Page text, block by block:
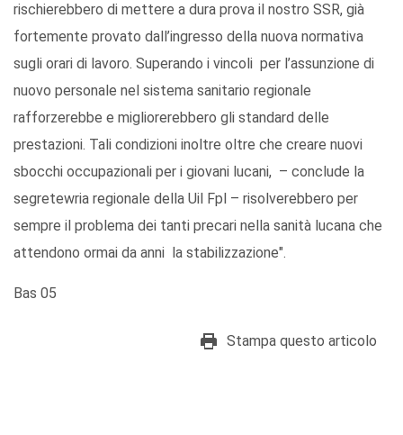
rischierebbero di mettere a dura prova il nostro SSR, già
fortemente provato dall’ingresso della nuova normativa
sugli orari di lavoro. Superando i vincoli per l’assunzione di
nuovo personale nel sistema sanitario regionale
rafforzerebbe e migliorerebbero gli standard delle
prestazioni. Tali condizioni inoltre oltre che creare nuovi
sbocchi occupazionali per i giovani lucani, – conclude la
segretewria regionale della Uil Fpl – risolverebbero per
sempre il problema dei tanti precari nella sanità lucana che
attendono ormai da anni la stabilizzazione".
Bas 05
Stampa questo articolo